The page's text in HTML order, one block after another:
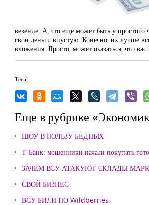
везение. А, что еще может быть у простого
свои деньги впустую. Конечно, их лучше
вложения. Просто, может оказаться, что
Теги:
Еще в рубрике
ШОУ В ПОЛЬЗУ БЕДНЫХ
Т-Банк: мошенники начали покупать
ЗАЧЕМ ВСУ АТАКУЮТ СКЛАДЫ
СВОЙ БИЗНЕС
ВСУ БИЛИ ПО Wildberries